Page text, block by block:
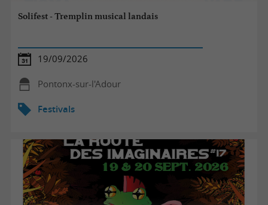
Solifest - Tremplin musical landais
19/09/2026
Pontonx-sur-l'Adour
Festivals